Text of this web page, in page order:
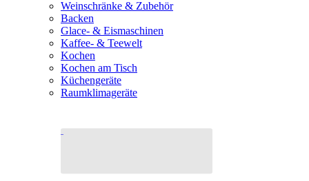
Weinschränke & Zubehör
Backen
Glace- & Eismaschinen
Kaffee- & Teewelt
Kochen
Kochen am Tisch
Küchengeräte
Raumklimageräte